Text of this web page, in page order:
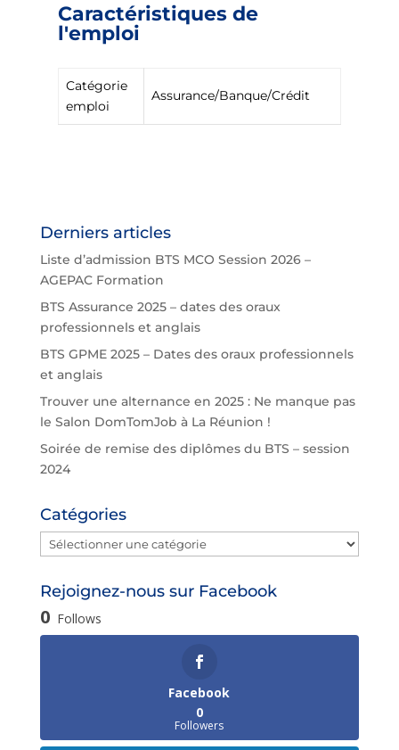
Caractéristiques de
l'emploi
Catégorie
emploi
Assurance/Banque/Crédit
Derniers articles
Liste d’admission BTS MCO Session 2026 –
AGEPAC Formation
BTS Assurance 2025 – dates des oraux
professionnels et anglais
BTS GPME 2025 – Dates des oraux professionnels
et anglais
Trouver une alternance en 2025 : Ne manque pas
le Salon DomTomJob à La Réunion !
Soirée de remise des diplômes du BTS – session
2024
Catégories
Catégories
Rejoignez-nous sur Facebook
0 Follows
Facebook
0
Followers